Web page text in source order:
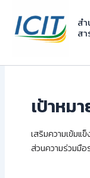
content
ส
ส
เป้าหมา
เสริมความเข้มแ
ส่วนความร่วมมื